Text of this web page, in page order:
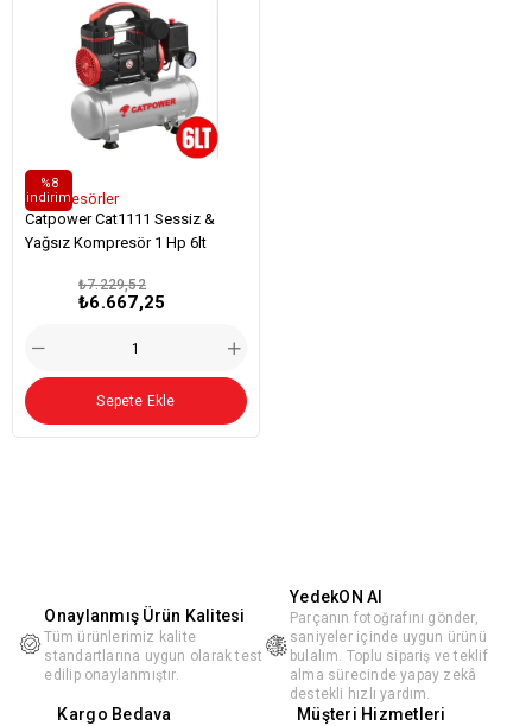
Kompresörler
Catpower Cat1111 Sessiz &
Yağsız Kompresör 1 Hp 6lt
₺6.667,25
₺7.229,52
%8
i̇ndirim
Sepete Ekle
Onaylanmış Ürün Kalitesi
Tüm ürünlerimiz kalite
standartlarına uygun olarak test
edilip onaylanmıştır.
YedekON AI
Parçanın fotoğrafını gönder,
saniyeler içinde uygun ürünü
bulalım. Toplu sipariş ve teklif
alma sürecinde yapay zekâ
destekli hızlı yardım.
Kargo Bedava Müşteri Hizmetleri